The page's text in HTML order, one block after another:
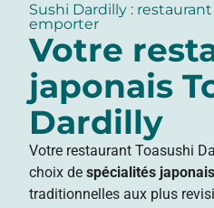
Sushi Dardilly :
emporter
Votre
japonais
Dardilly
Votre restaurant Toasushi
choix de spécialités
traditionnelles aux plus